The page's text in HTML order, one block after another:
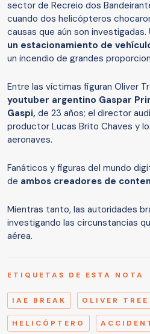
sector de Recreio dos
cuando dos helicópteros
causas que aún son investigadas.
un estacionamiento de
un incendio de grandes
Entre las víctimas figuran Oliver
youtuber argentino Gaspar
Gaspi, de 23 años; el director
productor Lucas Brito Chaves y
aeronaves.
Fanáticos y figuras del mundo
de ambos creadores de
Mientras tanto, las autoridades
investigando las circunstancias
aérea.
ETIQUETAS DE ESTA NOTA
IAE BREAK OLIVER TREE
HELICÓPTERO